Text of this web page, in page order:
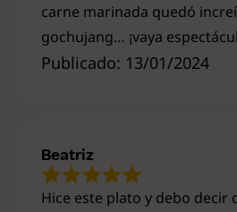
Publicado: 13/01/2024
carne marinada quedó
gochujang… ¡vaya
Hice este plato y debo decir
Beatriz